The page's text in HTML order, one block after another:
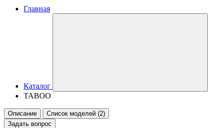
Главная
Каталог
TABOO
Описание
Список моделей (2)
Задать вопрос